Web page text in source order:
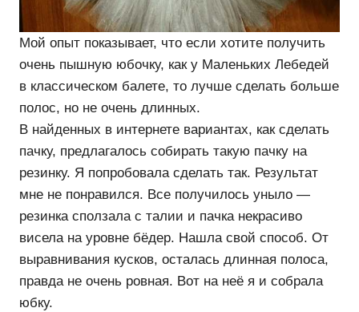
Мой опыт показывает, что если хотите получить
очень пышную юбочку, как у Маленьких Лебедей
в классическом балете, то лучше сделать больше
полос, но не очень длинных.
В найденных в интернете вариантах, как сделать
пачку, предлагалось собирать такую пачку на
резинку. Я попробовала сделать так. Результат
мне не понравился. Все получилось уныло —
резинка сползала с талии и пачка некрасиво
висела на уровне бёдер. Нашла свой способ. От
выравнивания кусков, осталась длинная полоса,
правда не очень ровная. Вот на неё я и собрала
юбку.